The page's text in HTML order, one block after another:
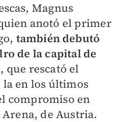
Magnus
anotó el primer
también debutó
de la capital de
que rescató el
la en los últimos
compromiso en
de Austria.